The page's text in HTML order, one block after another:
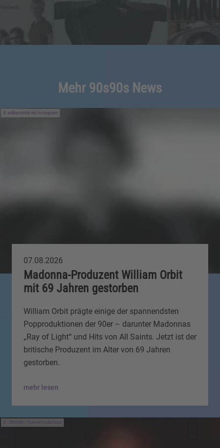
Mehr 90s90s News
williamorbit via Instagram
07.08.2026
Madonna-Produzent William Orbit
mit 69 Jahren gestorben
William Orbit prägte einige der spannendsten
Popproduktionen der 90er – darunter Madonnas
„Ray of Light“ und Hits von All Saints. Jetzt ist der
britische Produzent im Alter von 69 Jahren
gestorben.
mehr lesen
IMAGO / Everett Collection